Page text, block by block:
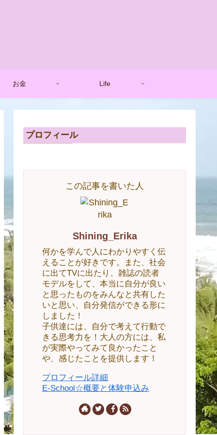
お金 Life
プロフィール
この記事を書いた人
Shining_Erika
何かを学んで人にわかりやすく伝
えることが好きです。また、社会
に出てTVに出たり、雑誌の読者
モデルをして、本当に自分が良い
と思ったものをみんなと共有した
いと思い、自分発信ができる形に
しました！
子供達には、自分で考えて行動で
きる思考力を！大人の方には、私
が実際やってみて良かったこと
や、感じたことを提供します！
プロフィール詳細
E-School☆概要と体験申込み